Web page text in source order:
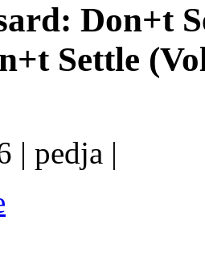
Don+t
Settle
| pedja |